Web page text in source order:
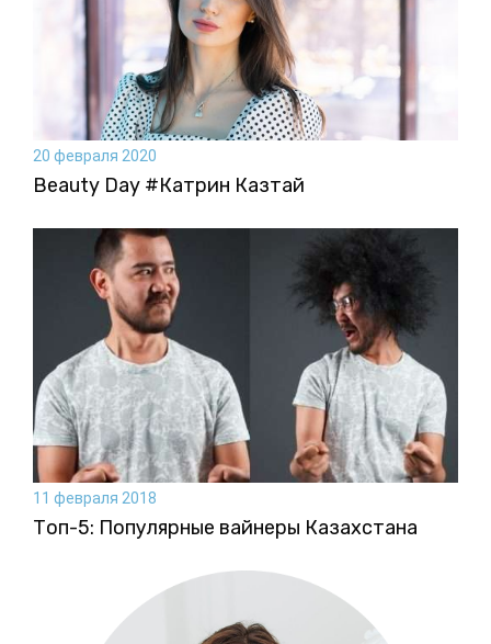
20 февраля 2020
Beauty Day #Катрин Казтай
11 февраля 2018
Топ-5: Популярные вайнеры Казахстана